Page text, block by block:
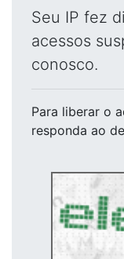
Seu IP fez
acessos
conosco.
Para liberar o
responda ao